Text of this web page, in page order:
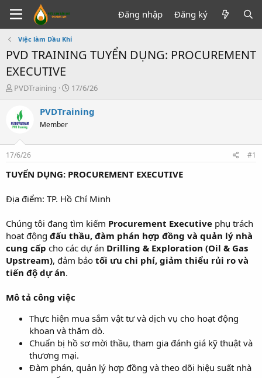
Đăng nhập Đăng ký
Việc làm Dầu Khí
PVD TRAINING TUYỂN DỤNG: PROCUREMENT
EXECUTIVE
T
e
a
s
t
a
e
PVDTraining
N
à
17/6/26
PVDTraining
Member
17/6/26 #1
TUYỂN DỤNG: PROCUREMENT EXECUTIVE
Địa điểm: TP. Hồ Chí Minh
Chúng tôi đang tìm kiếm Procurement Executive phụ trách
hoạt động đấu thầu, đàm phán hợp đồng và quản lý nhà
cung cấp cho các dự án Drilling & Exploration (Oil & Gas
Upstream), đảm bảo tối ưu chi phí, giảm thiểu rủi ro và
tiến độ dự án.
Mô tả công việc
Thực hiện mua sắm vật tư và dịch vụ cho hoạt động
khoan và thăm dò.
Chuẩn bị hồ sơ mời thầu, tham gia đánh giá kỹ thuật và
thương mại.
Đàm phán, quản lý hợp đồng và theo dõi hiệu suất nhà